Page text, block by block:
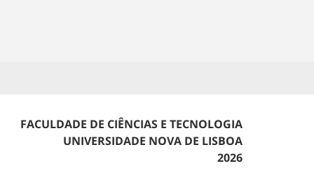
FACULDADE DE CIÊNCIAS E TECNOLOGIA
UNIVERSIDADE NOVA DE LISBOA
2026